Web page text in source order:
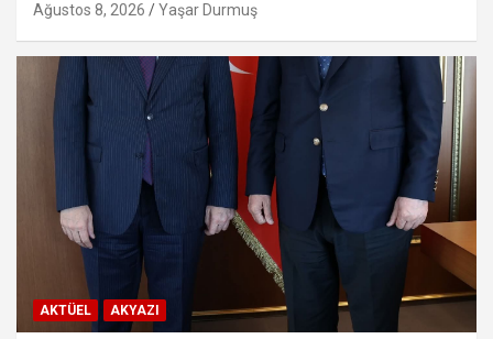
Ağustos 8, 2026 Yaşar Durmuş
AKTÜEL AKYAZI